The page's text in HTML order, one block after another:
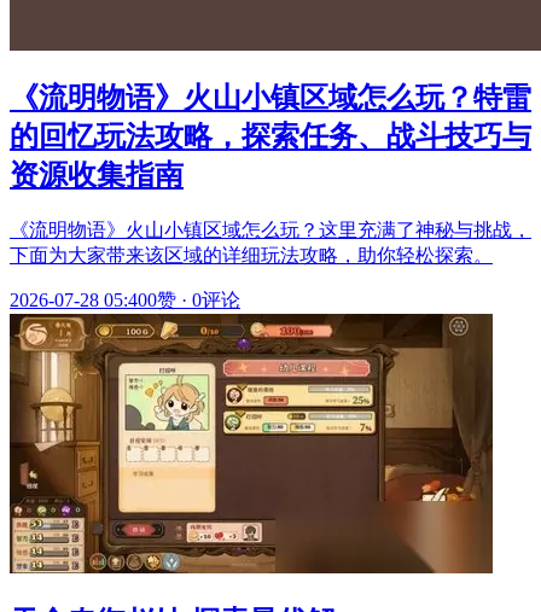
《流明物语》火山小镇区域怎么玩？特雷
的回忆玩法攻略，探索任务、战斗技巧与
资源收集指南
《流明物语》火山小镇区域怎么玩？这里充满了神秘与挑战，
下面为大家带来该区域的详细玩法攻略，助你轻松探索。
2026-07-28 05:400赞 · 0评论